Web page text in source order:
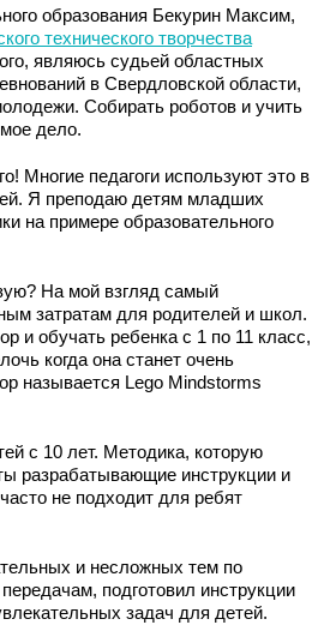
образования Бекурин Максим,
технического творчества
являюсь судьей областных
в Свердловской области,
Собирать роботов и учить
дело.
Многие педагоги используют это в
Я преподаю детям младших
на примере образовательного
На мой взгляд самый
затратам для родителей и школ.
и обучать ребенка с 1 по 11 класс,
когда она станет очень
называется Lego Mindstorms
с 10 лет. Методика, которую
разрабатывающие инструкции и
не подходит для ребят
и несложных тем по
подготовил инструкции
задач для детей.